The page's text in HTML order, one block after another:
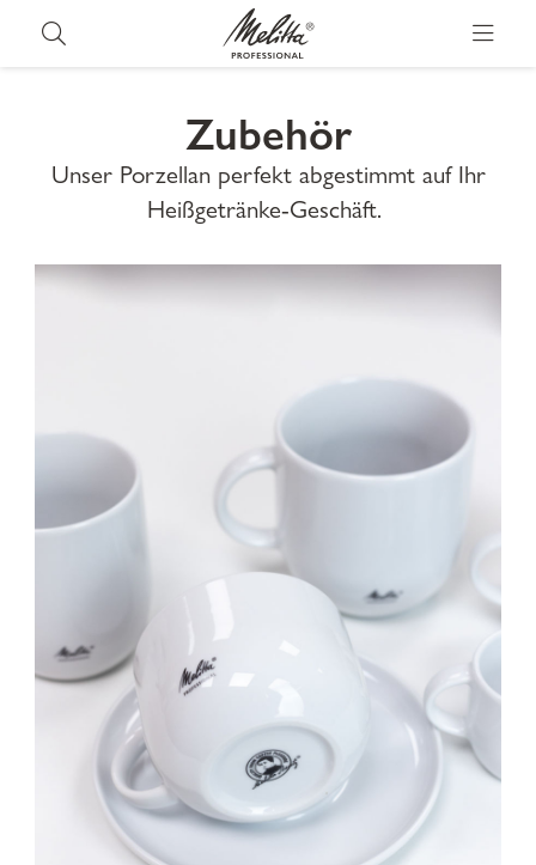
Zubehör
Unser Porzellan perfekt abgestimmt auf Ihr
Heißgetränke-Geschäft.